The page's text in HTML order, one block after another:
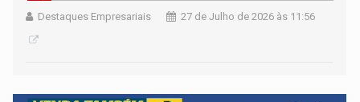
Destaques Empresariais 27 de Julho de 2026 às 11:56